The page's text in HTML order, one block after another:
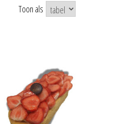
Toon als